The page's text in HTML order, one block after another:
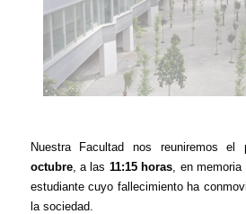
Nuestra Facultad nos reuniremos el
octubre, a las 11:15 horas, en memoria
estudiante cuyo fallecimiento ha
la sociedad.